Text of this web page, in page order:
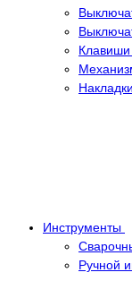
Инструменты
Ручной